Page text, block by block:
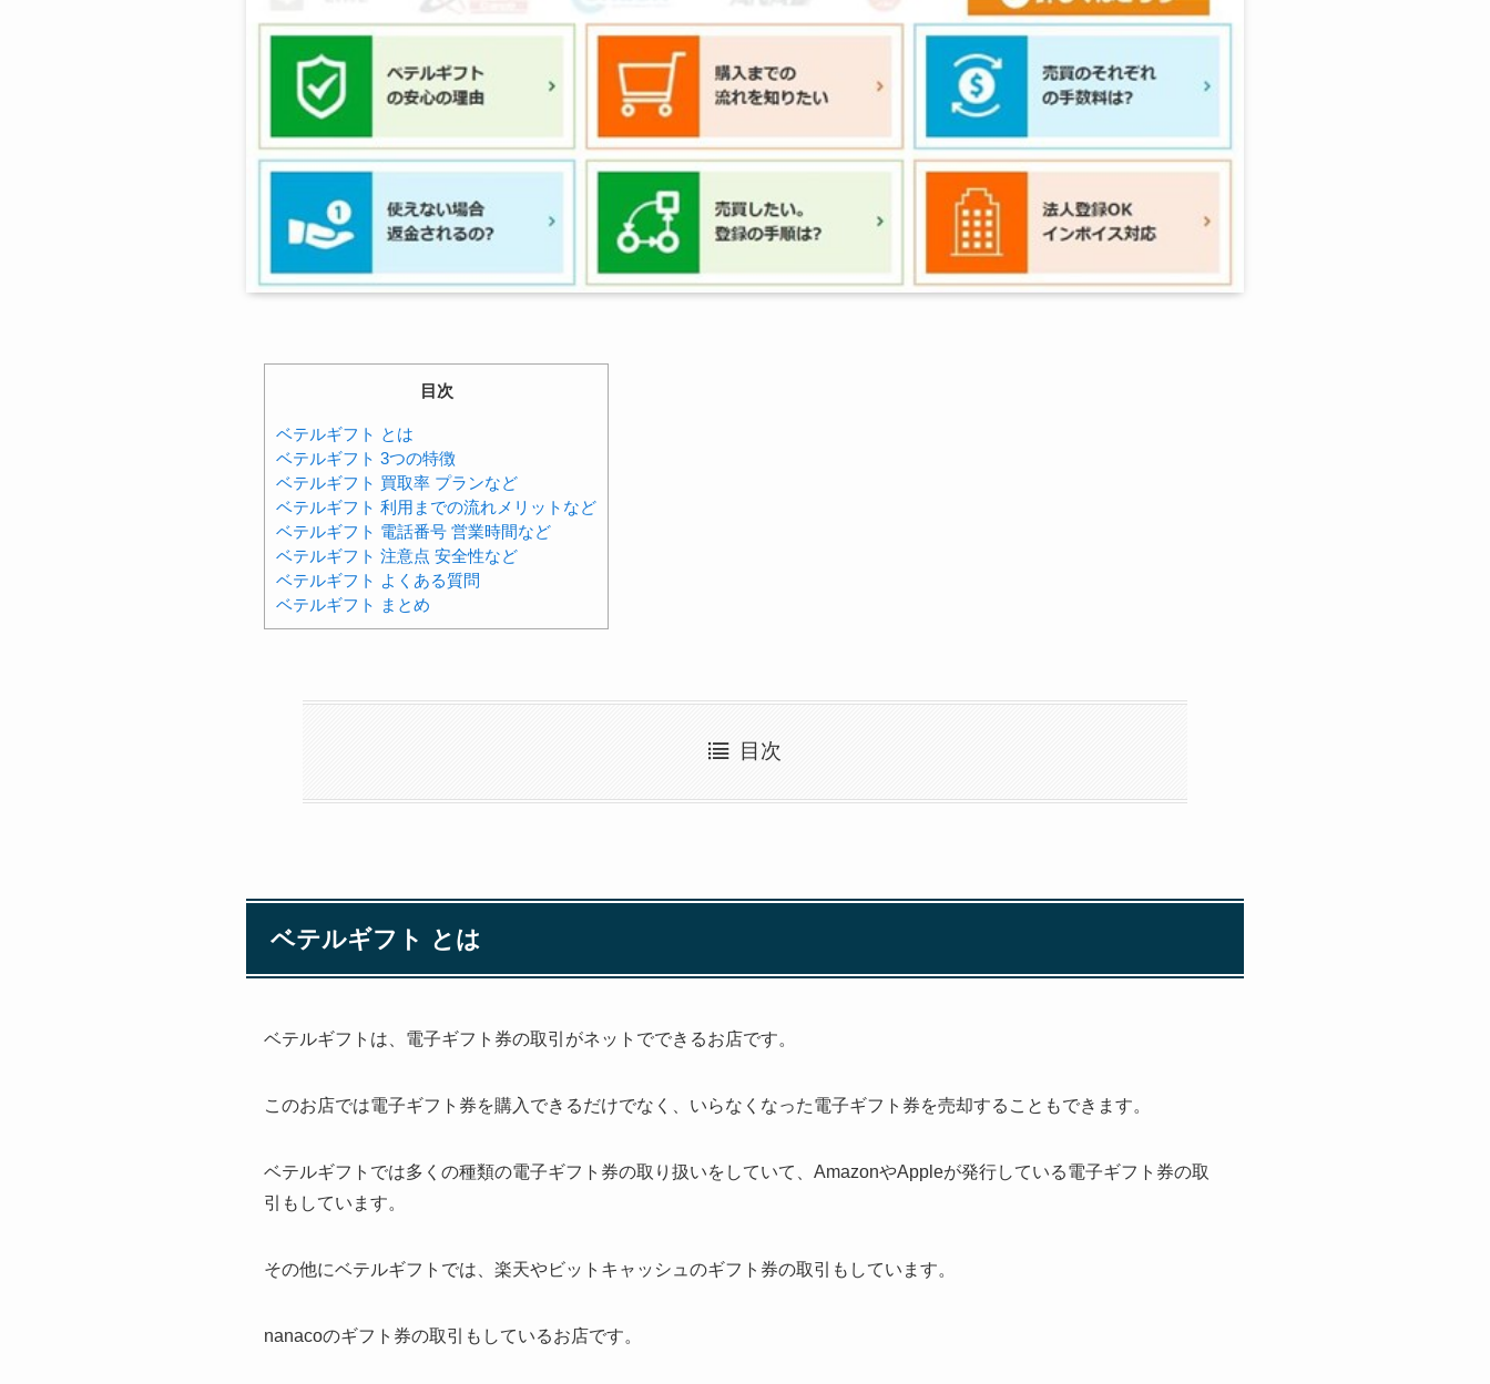
目次
ベテルギフト とは
ベテルギフト 3つの特徴
ベテルギフト 買取率 プランなど
ベテルギフト 利用までの流れメリットなど
ベテルギフト 電話番号 営業時間など
ベテルギフト 注意点 安全性など
ベテルギフト よくある質問
ベテルギフト まとめ
目次
ベテルギフト とは
ベテルギフトは、電子ギフト券の取引がネットでできるお店です。
このお店では電子ギフト券を購入できるだけでなく、いらなくなった電子ギフト券を売却することもできます。
ベテルギフトでは多くの種類の電子ギフト券の取り扱いをしていて、AmazonやAppleが発行している電子ギフト券の取
引もしています。
その他にベテルギフトでは、楽天やビットキャッシュのギフト券の取引もしています。
nanacoのギフト券の取引もしているお店です。